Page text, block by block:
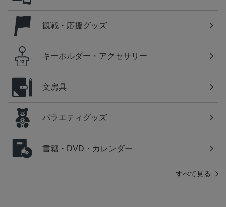
観戦・応援グッズ
キーホルダー・アクセサリー
文房具
バラエティグッズ
書籍・DVD・カレンダー
すべて見る